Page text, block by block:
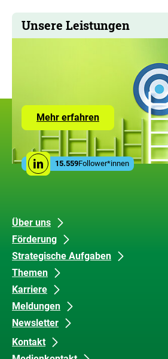
Unsere Leistungen
Mehr erfahrenZur
Seite
Leistungen
der
ZUG
Social
MediaLinkedin
15.559Follower*innen
Unsere
Inhalte
Über uns
Förderung
Strategische Aufgaben
Themen
Karriere
Meldungen
Newsletter
Datenschutz
und
Barrierefreiheit
Kontakt